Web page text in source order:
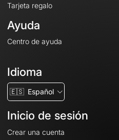
Tarjeta regalo
Ayuda
Centro de ayuda
Idioma
🇪🇸 Español
Inicio de sesión
Crear una cuenta